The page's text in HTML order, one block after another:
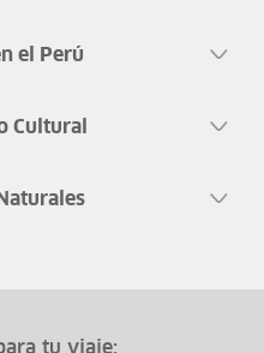
el Perú
Cultural
tu viaje: